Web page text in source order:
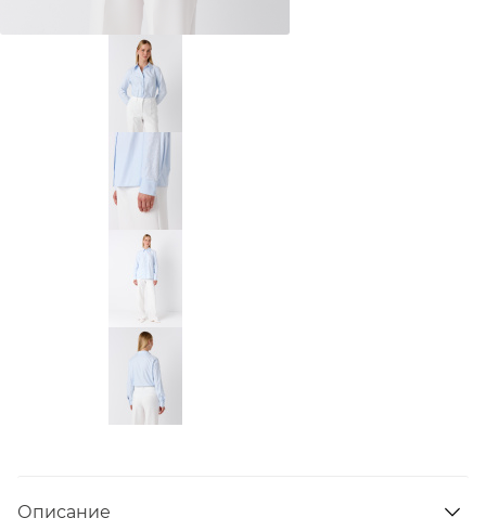
Описание